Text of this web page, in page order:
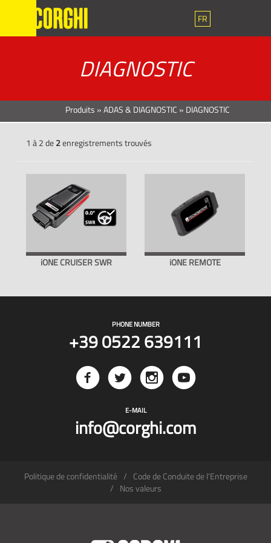
FR
DIAGNOSTIC
Produits »ADAS & DIAGNOSTIC » DIAGNOSTIC
1 à 2 de2enregistrements trouvés
iONE CRUISER SWR iONE REMOTE
PHONE NUMBER
+39 0522 639111
E-MAIL
info@corghi.com
Politique de confidentialité
Code de Conduite de l'Entreprise
Nos valeurs